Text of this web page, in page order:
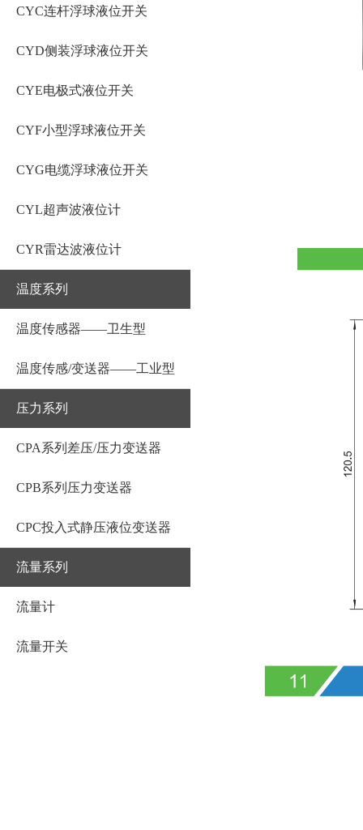
CYC连杆浮球液位开关
CYD侧装浮球液位开关
CYE电极式液位开关
CYF小型浮球液位开关
CYG电缆浮球液位开关
CYL超声波液位计
CYR雷达波液位计
温度系列
温度传感器——卫生型
温度传感/变送器——工业型
压力系列
CPA系列差压/压力变送器
CPB系列压力变送器
CPC投入式静压液位变送器
流量系列
流量计
流量开关